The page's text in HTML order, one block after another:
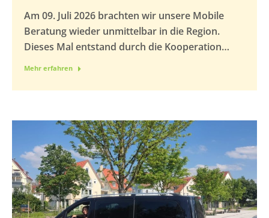
Am 09. Juli 2026 brachten wir unsere Mobile
Beratung wieder unmittelbar in die Region.
Dieses Mal entstand durch die Kooperation…
Mehr erfahren